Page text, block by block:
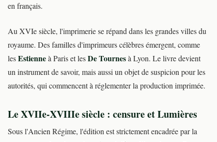
en français.
Au XVIe siècle, l'imprimerie se répand dans les grandes villes du
royaume. Des familles d'imprimeurs célèbres émergent, comme
lesEstienneà Paris et lesDe Tournesà Lyon. Le livre devient
un instrument de savoir, mais aussi un objet de suspicion pour les
autorités, qui commencent à réglementer la production imprimée.
Le XVIIe-XVIIIe siècle : censure et Lumières
Sous l'Ancien Régime, l'édition est strictement encadrée par la